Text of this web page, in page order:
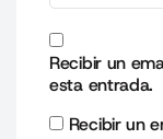
Recibir un
esta entrada.
Recibir un